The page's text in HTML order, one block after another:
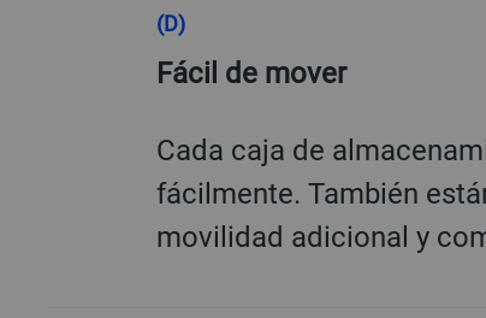
(D)
Fácil de mover
Cada caja de
fácilmente. También
movilidad adicional y